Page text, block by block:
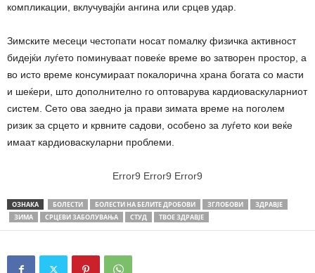
компликации, вклучувајќи ангина или срцев удар.
Зимските месеци честопати носат помалку физичка активност
бидејќи луѓето поминуваат повеќе време во затворен простор, а
во исто време консумираат покалорична храна богата со масти
и шеќери, што дополнително го оптоварува кардиоваскуларниот
систем. Сето ова заедно ја прави зимата време на поголем
ризик за срцето и крвните садови, особено за луѓето кои веќе
имаат кардиоваскуларни проблеми.
Error9 Error9 Error9
ОЗНАКА БОЛЕСТИ БОЛЕСТИ НА БЕЛИТЕ ДРОБОВИ ЗГЛОБОВИ
ЗДРАВЈЕ
ЗИМА
СРЦЕВИ ЗАБОЛУВАЊА СТУД ТВОЕ ЗДРАВЈЕ